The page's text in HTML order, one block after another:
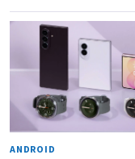
ANDROID